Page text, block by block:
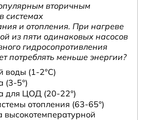
вторичным
системах
и отопления. При нагреве
из пяти одинаковых насосов
гидросопротивления
потреблять меньше энергии?
воды (1-2°С)
(3-5°)
для ЦОД (20-22°)
отопления (63-65°)
высокотемпературной